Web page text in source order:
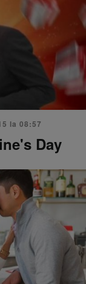
la 08:57
Day